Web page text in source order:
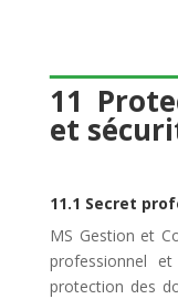
11
et
11.1 Secret
MS Gestion et
professionnel
protection des